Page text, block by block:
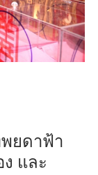
ยดาฟ้า
และ